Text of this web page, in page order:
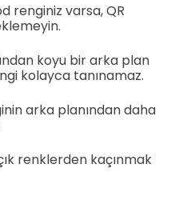
renginiz varsa, QR
koyu bir arka plan
kolayca tanınamaz.
arka planından daha
renklerden kaçınmak